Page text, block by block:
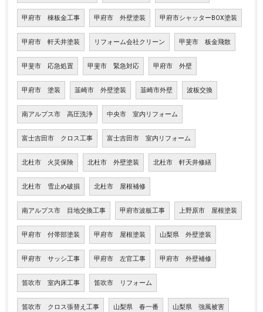
甲府市 棟板金工事 甲府市 外壁塗装 甲府市シャッターBOX塗装
甲府市 軒天井塗装 リフォーム会社クリーン 甲斐市 板金飛散
甲斐市 応急処置 甲斐市 緊急対応 甲府市 外壁
甲府市 塗装 韮崎市 外壁塗装 韮崎市外壁 波板交換
南アルプス市 高圧洗浄 中央市 室内リフォーム
富士吉田市 クロス工事 富士吉田市 室内リフォーム
北杜市 火災保険 北杜市 外壁塗装 北杜市 軒天井修繕
北杜市 雪止め破損 北杜市 屋根補修
南アルプス市 目地交換工事 甲府市波板工事 上野原市 屋根塗装
甲府市 付帯部塗装 甲府市 屋根塗装 山梨県 外壁塗装
甲府市 サッシ工事 甲府市 左官工事 甲府市 外壁補修
笛吹市 室内床工事 笛吹市 リフォーム
笛吹市 クロス張替え工事 山梨県 春一番 山梨県 強風被害